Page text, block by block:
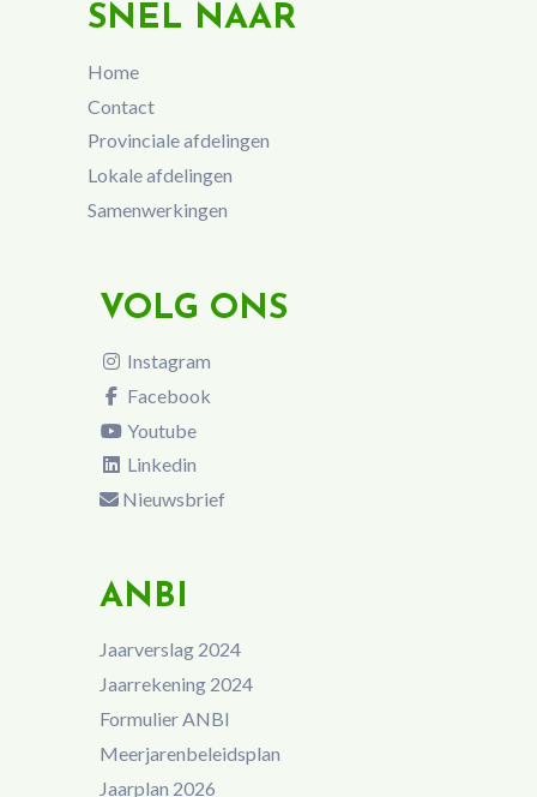
SNEL NAAR
Home
Contact
Provinciale afdelingen
Lokale afdelingen
Samenwerkingen
VOLG ONS
Instagram
Facebook
Youtube
Linkedin
Nieuwsbrief
ANBI
Jaarverslag 2024
Jaarrekening 2024
Formulier ANBI
Meerjarenbeleidsplan
Jaarplan 2026